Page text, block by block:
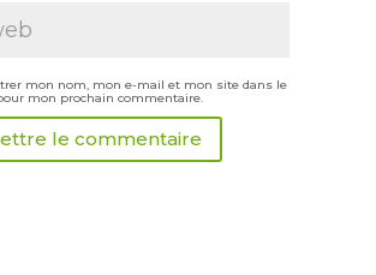
mon nom, mon e-mail et mon site dans le
mon prochain commentaire.
le commentaire